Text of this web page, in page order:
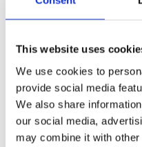
This website uses
We use cookies to
provide social media
We also share
our social media,
may combine it with
Praktiska läsglasögon i
det medföljande
Storlek